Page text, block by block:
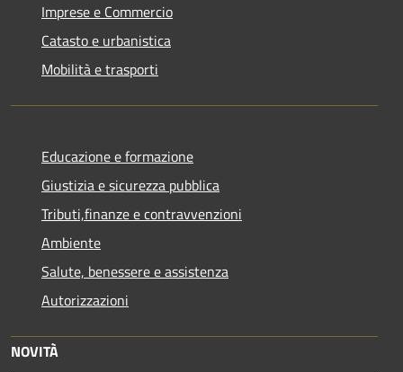
Imprese e Commercio
Catasto e urbanistica
Mobilità e trasporti
Educazione e formazione
Giustizia e sicurezza pubblica
Tributi,finanze e contravvenzioni
Ambiente
Salute, benessere e assistenza
Autorizzazioni
NOVITÀ